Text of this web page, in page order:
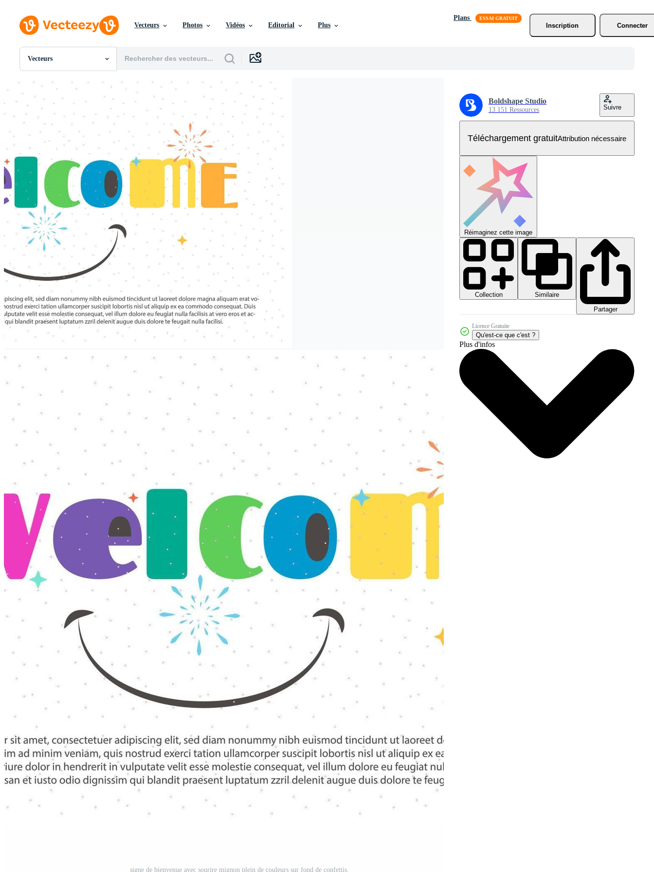
Vecteurs Photos Vidéos Editorial Plus
Plans
Inscription
Connecter
Vecteurs
Toutes Images
Photos
PSDs
SVGs
Modèles
Vecteurs
Vidéos
Motion graphics
Images Éditoriales
Événements Éditoriaux
signe de bienvenue avec sourire mignon plein de couleurs sur fond de confettis.
Boldshape Studio
13 151 Ressources Suivre
Téléchargement gratuitAttribution nécessaire
Réimaginez cette image
Collection
Similaire
Partager
Licence Gratuite
Qu'est-ce que c'est ?
Plus d'infos